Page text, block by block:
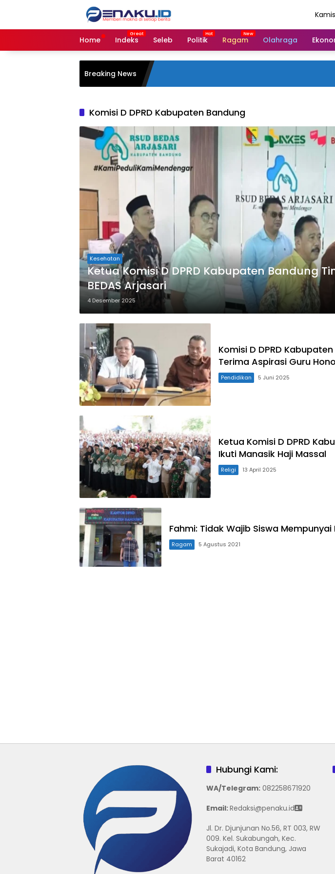
Home Indeks Seleb Politik Ragam Olahraga
Breaking News
Komisi D DPRD Kabupaten Bandung
Kesehatan
Ketua Komisi D DPRD Kabupaten Bandung
BEDAS Arjasari
4 Desember 2025
Komisi D DPRD
Terima Aspirasi Guru
Pendidikan 5 Juni 2025
Ketua Komisi D DPRD
Ikuti Manasik Haji Massal
Religi 13 April 2025
Fahmi: Tidak Wajib Siswa
Ragam 5 Agustus 2021
Hubungi Kami:
WA/Telegram:082258671920
Email:Redaksi@penaku.id
Jl. Dr. Djunjunan No.56, RT 003, RW
009. Kel. Sukabungah, Kec.
Sukajadi, Kota Bandung, Jawa
Barat 40162